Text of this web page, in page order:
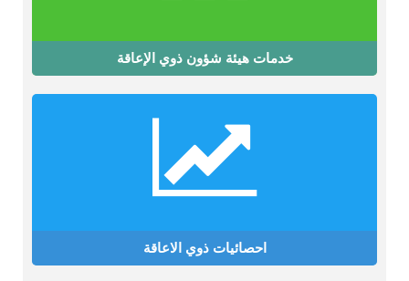
خدمات هيئة شؤون ذوي الإعاقة
احصائيات ذوي الاعاقة